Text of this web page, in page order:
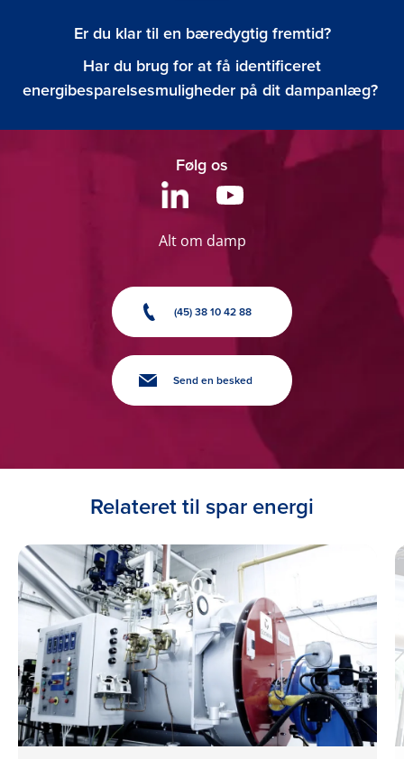
Er du klar til en bæredygtig fremtid?
Har du brug for at få identificeret
energibesparelsesmuligheder på dit dampanlæg?
Følg os
Alt om damp
(45) 38 10 42 88
Send en besked
Relateret til spar energi